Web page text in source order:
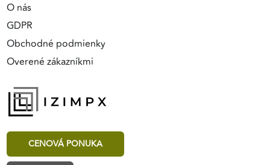
O nás
GDPR
Obchodné podmienky
Overené zákazníkmi
CENOVÁ PONUKA